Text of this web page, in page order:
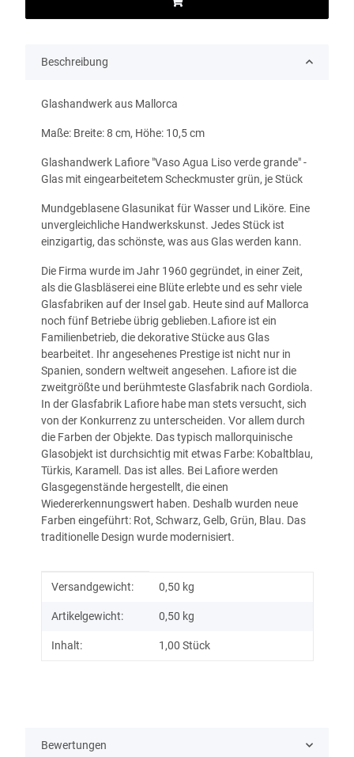
Beschreibung
Glashandwerk aus Mallorca
Maße: Breite: 8 cm, Höhe: 10,5 cm
Glashandwerk Lafiore "Vaso Agua Liso verde grande" -
Glas mit eingearbeitetem Scheckmuster grün, je Stück
Mundgeblasene Glasunikat für Wasser und Liköre. Eine
unvergleichliche Handwerkskunst. Jedes Stück ist
einzigartig, das schönste, was aus Glas werden kann.
Die Firma wurde im Jahr 1960 gegründet, in einer Zeit,
als die Glasbläserei eine Blüte erlebte und es sehr viele
Glasfabriken auf der Insel gab. Heute sind auf Mallorca
noch fünf Betriebe übrig geblieben.Lafiore ist ein
Familienbetrieb, die dekorative Stücke aus Glas
bearbeitet. Ihr angesehenes Prestige ist nicht nur in
Spanien, sondern weltweit angesehen. Lafiore ist die
zweitgrößte und berühmteste Glasfabrik nach Gordiola.
In der Glasfabrik Lafiore habe man stets versucht, sich
von der Konkurrenz zu unterscheiden. Vor allem durch
die Farben der Objekte. Das typisch mallorquinische
Glasobjekt ist durchsichtig mit etwas Farbe: Kobaltblau,
Türkis, Karamell. Das ist alles. Bei Lafiore werden
Glasgegenstände hergestellt, die einen
Wiedererkennungswert haben. Deshalb wurden neue
Farben eingeführt: Rot, Schwarz, Gelb, Grün, Blau. Das
traditionelle Design wurde modernisiert.
Produkteigenschaft
Wert
Versandgewicht: 0,50 kg
Artikelgewicht: 0,50 kg
Inhalt: 1,00 Stück
Bewertungen